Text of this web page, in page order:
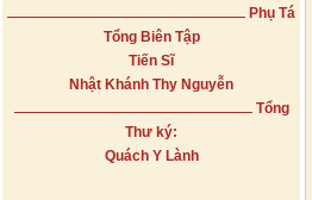
Phụ Tá
Tổng Biên Tập
Tiến Sĩ
Nhật Khánh Thy Nguyễn
Tổng
Thư ký:
Quách Y Lành